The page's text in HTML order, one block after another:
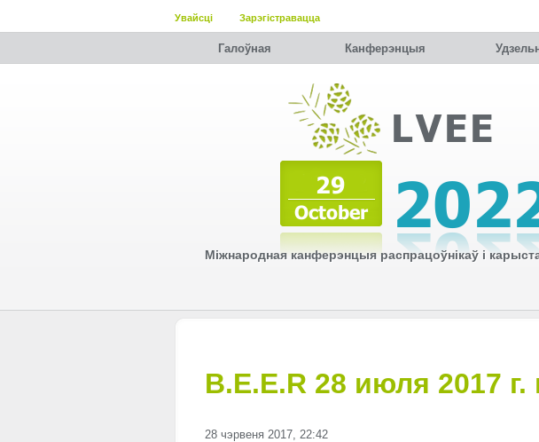
Увайсці Зарэгістравацца
Галоўная Канферэнцыя
Міжнародная канферэнцыя распрацоўнікаў і
B.E.E.R 28 июля 2017
28 чэрвеня 2017, 22:42